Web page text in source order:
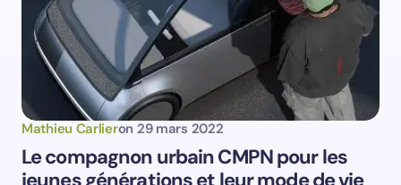
Submit Comment
Mathieu Carlieron 29 mars 2022
Le compagnon urbain CMPN pour les